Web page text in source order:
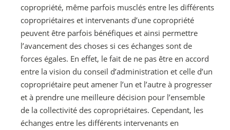
copropriété, même parfois musclés entre les différents
copropriétaires et intervenants d’une copropriété
peuvent être parfois bénéfiques et ainsi permettre
l’avancement des choses si ces échanges sont de
forces égales. En effet, le fait de ne pas être en accord
entre la vision du conseil d’administration et celle d’un
copropriétaire peut amener l’un et l’autre à progresser
et à prendre une meilleure décision pour l’ensemble
de la collectivité des copropriétaires. Cependant, les
échanges entre les différents intervenants en